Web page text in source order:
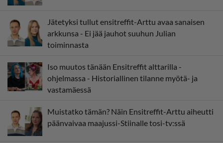
Jätetyksi tullut ensitreffit-Arttu avaa sanaisen
arkkunsa - Ei jää jauhot suuhun Julian
toiminnasta
Iso muutos tänään Ensitreffit alttarilla -
ohjelmassa - Historiallinen tilanne myötä- ja
vastamäessä
Muistatko tämän? Näin Ensitreffit-Arttu aiheutti
päänvaivaa maajussi-Stiinalle tosi-tv:ssä